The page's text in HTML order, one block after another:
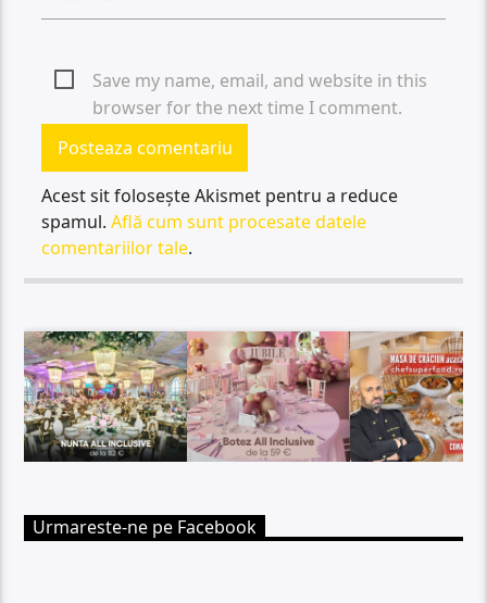
Save my name, email, and website in this
browser for the next time I comment.
Acest sit folosește Akismet pentru a reduce
spamul.Află cum sunt procesate datele
comentariilor tale.
Urmareste-ne pe Facebook